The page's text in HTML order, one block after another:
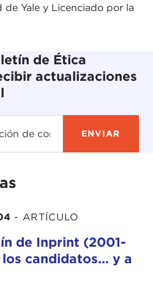
Yale y Licenciado por la
de Ética
actualizaciones
- ARTÍCULO
de Inprint (2001-
candidatos... y a